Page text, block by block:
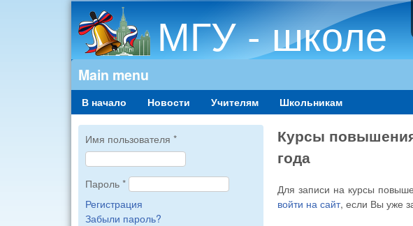
МГУ - школе
Main menu
В начало Новости Учителям Школьникам
Курсы
года
Для записи на курсы
войти на сайт, если Вы уже
Имя пользователя *
Пароль *
Регистрация
Забыли пароль?